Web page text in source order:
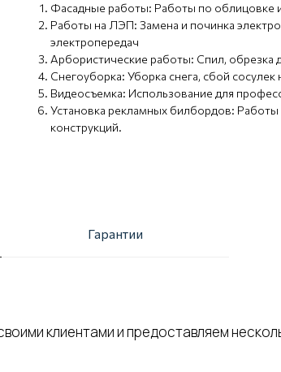
Фасадные работы: Работы по облицовке
Работы на ЛЭП: Замена и починка
электропередач
Арбористические работы: Спил, обрезка
Снегоуборка: Уборка снега, сбой сосулек
Видеосъемка: Использование для
Установка рекламных билбордов:
конструкций.
Гарантии
клиентами и предоставляем